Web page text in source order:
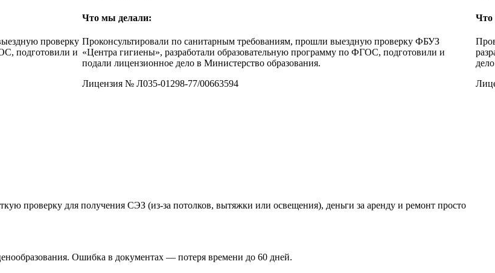
проверку
подготовили и
Что мы делали:
Проконсультировали по санитарным требованиям, прошли выездную проверку ФБУЗ
«Центра гигиены», разработали образовательную программу по ФГОС, подготовили и
подали лицензионное дело в Министерство образования.
Лицензия № Л035-01298-77/00663594
Что
проверку для получения СЭЗ (из-за потолков, вытяжки или освещения), деньги за аренду и ремонт просто
Ошибка в документах — потеря времени до 60 дней.